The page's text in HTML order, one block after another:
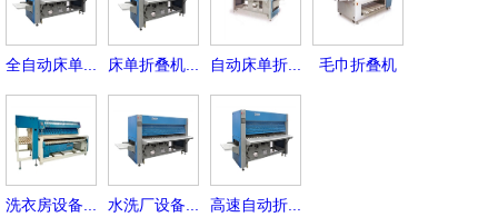
全自动床单... 床单折叠机... 自动床单折... 毛巾折叠机
洗衣房设备... 水洗厂设备... 高速自动折...